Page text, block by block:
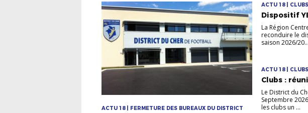
ACTU 18 | FERMETURE DES BUREAUX DU DISTRICT
ACTU 18 |
Dispositif
La Région
reconduire le
saison 2026/20...
ACTU 18 |
Clubs :
Le District du
Septembre
les clubs un ...